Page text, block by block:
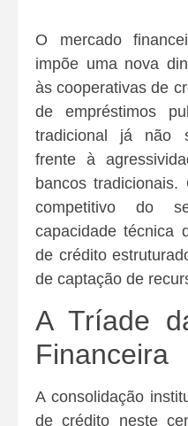
O mercado
impõe uma nova
às cooperativas de
de empréstimos
tradicional já não
frente à
bancos tradicionais.
competitivo do
capacidade técnica
de crédito
de captação de
A Tríade
Financeira
A consolidação
de crédito neste